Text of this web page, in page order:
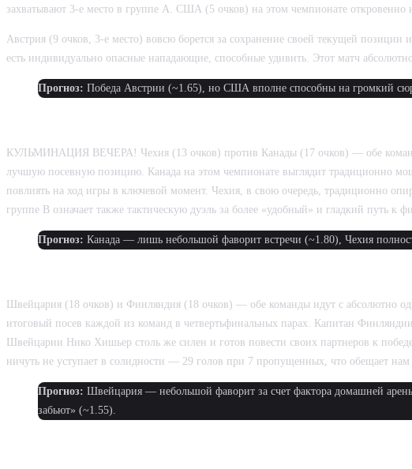
захватывают 3-е место в группе А. США (5 очков) на этом чемпионате
Австрия (9 очков, 3-е место) вовсю борется за сохранение своей текущей
есть индивидуально опасные нападающие, способные удивить. Этот матч
Прогноз: Победа Австрии (~1.65), но США вполне способны на громкий
КУЛЬМИНАЦИЯ ВЕЧЕРА! Чехия (13 очков) против Канады (17 очков) — обе команды
лучшую посевную позицию. Канада на этом чемпионате выглядит традиционно
повлиять на ход игры в ключевой момент. Чехия, в свою очередь, традиционно
группе В означает также тактическую дуэль за более «удобный» и гладкий путь к
Прогноз: Канада — лишь небольшой фаворит встречи (~1.80), Чехия
Швейцария (18 очков) и Финляндия (18 очков) — обе команды идут с абсолютно
итоговый посев каждой из команд в четвертьфинальных парах. Капитан
Швейцарии Нико Хишьер столь же силен и готов повести своих партнеров к
ничуть не уступает в солидности — 29 голов при 7 пропущенных, что обещает
Прогноз: Швейцария — небольшой фаворит за счет фактора домашней
забьют» (~1.55).